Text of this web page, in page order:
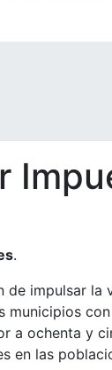
.
impulsar
a ochenta y
las